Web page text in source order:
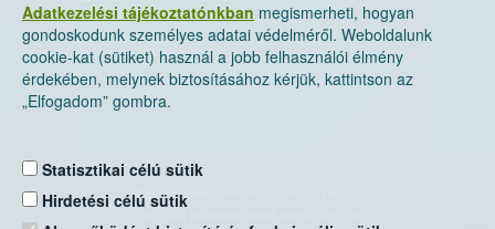
Adatkezelési tájékoztatónkban megismerheti, hogyan
gondoskodunk személyes adatai védelméről. Weboldalunk
cookie-kat (sütiket) használ a jobb felhasználói élmény
érdekében, melynek biztosításához kérjük, kattintson az
„Elfogadom” gombra.
Statisztikai célú sütik
Hirdetési célú sütikNemzeti Élelmiszerlánc-biztonsági Hivatal